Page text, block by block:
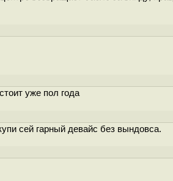
уже пол года
сей гарный девайс без вындовса.